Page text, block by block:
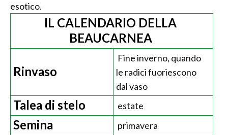
esotico.
IL CALENDARIO DELLA
BEAUCARNEA
Rinvaso
Fine inverno, quando
le radici fuoriescono
dal vaso
Talea di stelo estate
Semina primavera